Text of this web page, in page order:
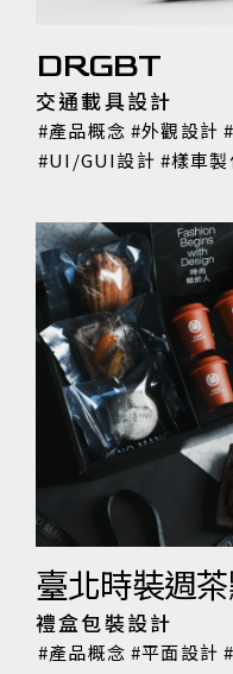
DRGBT
交通載具設計
產品概念 外觀設計
UI/GUI設計
樣車製
臺北時裝週
禮盒包裝設計
產品概念 平面設計